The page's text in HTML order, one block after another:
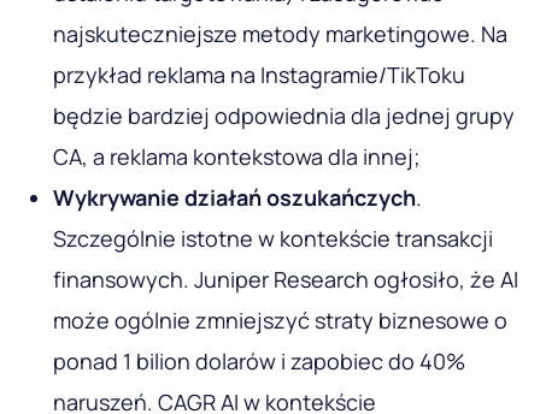
najskuteczniejsze metody marketingowe. Na
przykład reklama na Instagramie/TikToku
będzie bardziej odpowiednia dla jednej grupy
CA, a reklama kontekstowa dla innej;
Wykrywanie działań oszukańczych.
Szczególnie istotne w kontekście transakcji
finansowych. Juniper Research ogłosiło, że AI
może ogólnie zmniejszyć straty biznesowe o
ponad 1 bilion dolarów i zapobiec do 40%
naruszeń. CAGR AI w kontekście